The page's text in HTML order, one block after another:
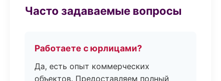
Часто задаваемые вопросы
Работаете с юрлицами?
Да, есть опыт коммерческих
объектов. Предоставляем полный